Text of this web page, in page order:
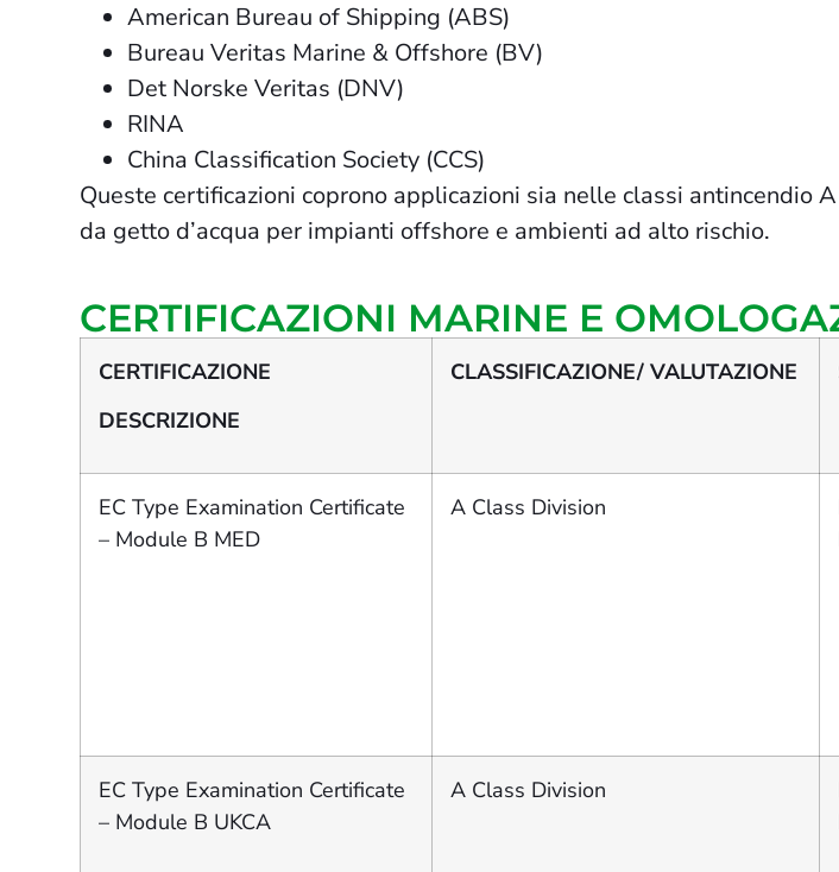
American Bureau of Shipping (ABS)
Bureau Veritas Marine & Offshore (BV)
Det Norske Veritas (DNV)
RINA
China Classification Society (CCS)
Queste certificazioni coprono applicazioni sia nelle classi antincendio
da getto d’acqua per impianti offshore e ambienti ad alto rischio.
CERTIFICAZIONI MARINE E
CERTIFICAZIONE
DESCRIZIONE
CLASSIFICAZIONE/ VALUTAZIONE
EC Type Examination Certificate
– Module B MED
A Class Division
EC Type Examination Certificate
– Module B UKCA
A Class Division